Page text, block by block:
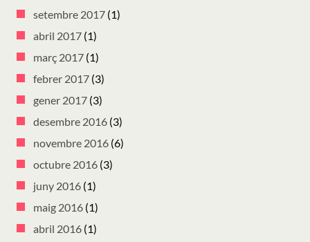
setembre 2017 (1)
abril 2017 (1)
març 2017 (1)
febrer 2017 (3)
gener 2017 (3)
desembre 2016 (3)
novembre 2016 (6)
octubre 2016 (3)
juny 2016 (1)
maig 2016 (1)
abril 2016 (1)